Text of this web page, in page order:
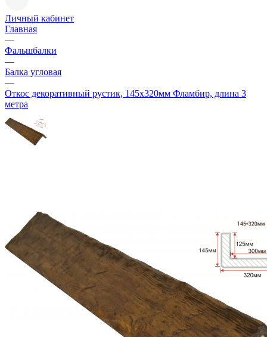
Личный кабинет
Главная
—
Фальшбалки
—
Балка угловая
—
Откос декоративный рустик, 145х320мм Фламбир, длина 3
метра